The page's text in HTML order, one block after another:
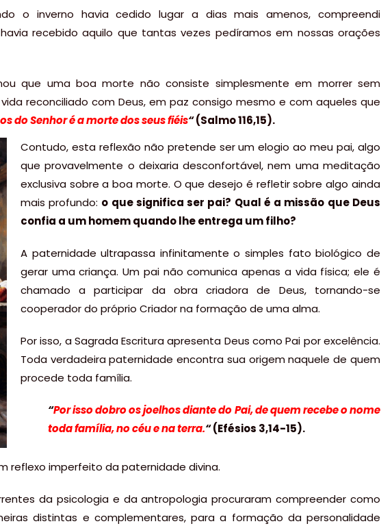
o inverno havia cedido lugar a dias mais amenos, compreendi
recebido aquilo que tantas vezes pedíramos em nossas orações
que uma boa morte não consiste simplesmente em morrer sem
reconciliado com Deus, em paz consigo mesmo e com aqueles que
do Senhor é a morte dos seus fiéis“(Salmo 116,15).
Contudo, esta reflexão não pretende ser um elogio ao meu pai, algo
que provavelmente o deixaria desconfortável, nem uma meditação
exclusiva sobre a boa morte. O que desejo é refletir sobre algo ainda
mais profundo: o que significa ser pai? Qual é a missão que Deus
confia a um homem quando lhe entrega um filho?
A paternidade ultrapassa infinitamente o simples fato biológico de
gerar uma criança. Um pai não comunica apenas a vida física; ele é
chamado a participar da obra criadora de Deus, tornando-se
cooperador do próprio Criador na formação de uma alma.
Por isso, a Sagrada Escritura apresenta Deus como Pai por excelência.
Toda verdadeira paternidade encontra sua origem naquele de quem
procede toda família.
“Por isso dobro os joelhos diante do Pai, de quem recebe o nome
toda família, no céu e na terra.“(Efésios 3,14-15).
reflexo imperfeito da paternidade divina.
da psicologia e da antropologia procuraram compreender como
distintas e complementares, para a formação da personalidade